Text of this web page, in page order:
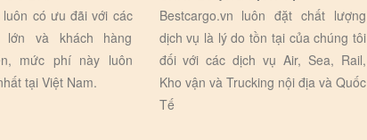
luôn có ưu đãi với các
lớn và khách hàng
mức phí này luôn
tại Việt Nam.
Bestcargo.vn luôn đặt chất lượng
dịch vụ là lý do tồn tại của chúng tôi
đối với các dịch vụ Air, Sea, Rail,
Kho vận và Trucking nội địa và Quốc
Tế